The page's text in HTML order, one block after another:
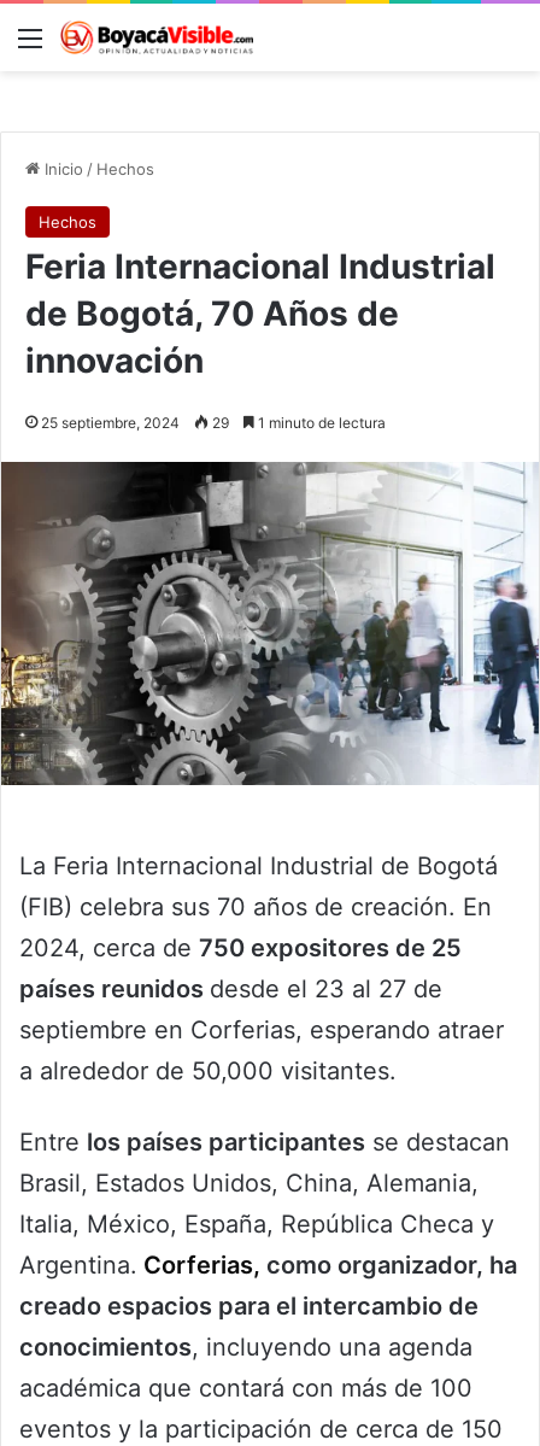
Menú
Inicio / Hechos
Hechos
Feria Internacional Industrial
de Bogotá, 70 Años de
innovación
25 septiembre, 2024 29 1 minuto de lectura
La Feria Internacional Industrial de Bogotá
(FIB) celebra sus 70 años de creación. En
2024, cerca de 750 expositores de 25
países reunidos desde el 23 al 27 de
septiembre en Corferias, esperando atraer
a alrededor de 50,000 visitantes.
Entre los países participantes se destacan
Brasil, Estados Unidos, China, Alemania,
Italia, México, España, República Checa y
Argentina. Corferias, como organizador, ha
creado espacios para el intercambio de
conocimientos, incluyendo una agenda
académica que contará con más de 100
eventos y la participación de cerca de 150